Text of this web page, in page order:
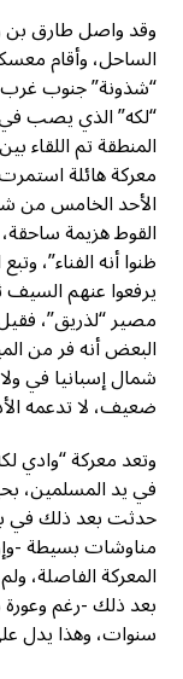
وقد واصل طارق بن
الساحل، وأقام
“شذونة” جنوب غرب
“لكه” الذي يصب
المنطقة تم اللقاء
القوط هزيمة
ظنوا أنه الفناء”،
يرفعوا عنهم السيف
مصير “لذريق”،
البعض أنه فر من
شمال إسبانيا في
ضعيف، لا تدعمه
وتعد معركة “وادي
في يد المسلمين،
حدثت بعد ذلك في
مناوشات بسيطة -
المعركة الفاصلة،
بعد ذلك -رغم
سنوات، وهذا يدل